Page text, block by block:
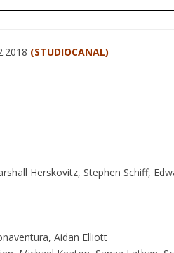
(STUDIOCANAL)
Herskovitz, Stephen Schiff,
Aidan Elliott